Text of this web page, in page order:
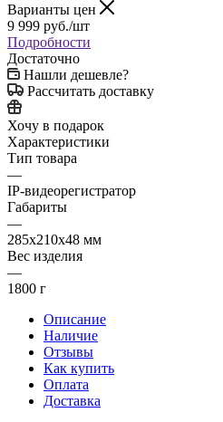
Варианты цен
9 999 руб./шт
Подробности
Достаточно
Нашли дешевле?
Рассчитать доставку
Хочу в подарок
Характеристики
Тип товара
—
IP-видеорегистратор
Габариты
—
285x210x48 мм
Вес изделия
—
1800 г
Описание
Наличие
Отзывы
Как купить
Оплата
Доставка